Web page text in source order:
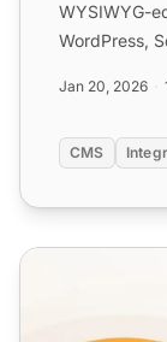
WYSIWYG-
WordPress,
Jan 20, 2026
CMS
Live Chat